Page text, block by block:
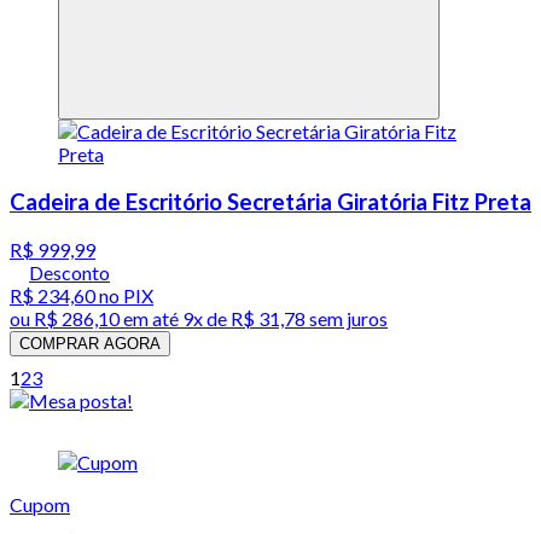
Cadeira de Escritório Secretária Giratória Fitz Preta
R$ 999,99
Desconto
R$ 234,60no PIX
ou R$ 286,10em até 9x de R$ 31,78 sem juros
COMPRAR AGORA
123
Cupom